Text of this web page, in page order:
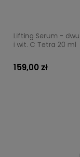
Lifting Serum -
i wit. C Tetra 20 ml
159,00 zł